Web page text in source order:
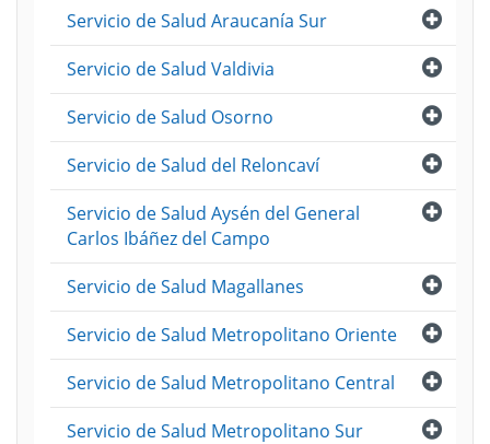
Abrir
Servicio de Salud Araucanía Sur
Abrir
Servicio de Salud Valdivia
Abrir
Servicio de Salud Osorno
Abrir
Servicio de Salud del Reloncaví
Abrir
Servicio de Salud Aysén del General
Carlos Ibáñez del Campo
Abrir
Servicio de Salud Magallanes
Abrir
Servicio de Salud Metropolitano Oriente
Abrir
Servicio de Salud Metropolitano Central
Abrir
Servicio de Salud Metropolitano Sur